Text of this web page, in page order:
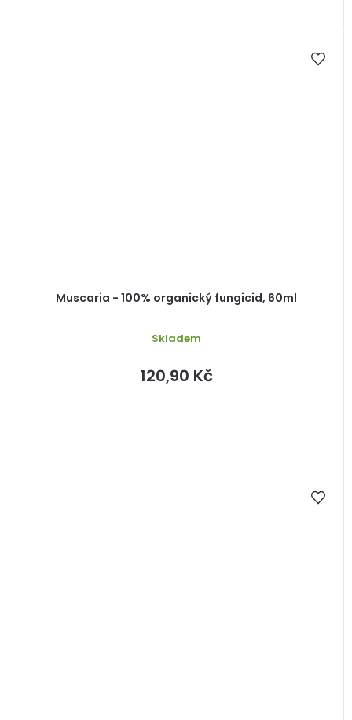
Muscaria - 100% organický fungicid, 60ml
Skladem
120,90 Kč